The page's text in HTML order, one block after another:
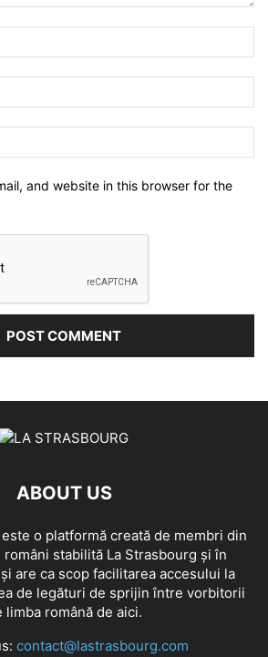
and website in this browser for the
ABOUT US
o platformă creată de membri din
stabilită La Strasbourg și în
are ca scop facilitarea accesului la
de legături de sprijin între vorbitorii
limba română de aici.
contact@lastrasbourg.com